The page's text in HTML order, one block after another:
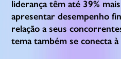
liderança têm até 39%
apresentar desempenho
relação a seus
tema também se conecta